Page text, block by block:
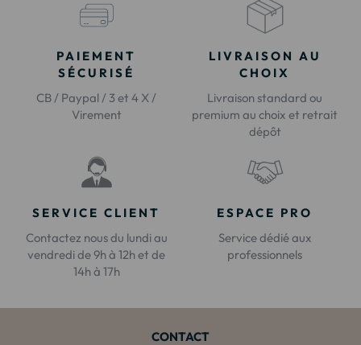
PAIEMENT
SÉCURISÉ
CB / Paypal / 3 et 4 X /
Virement
LIVRAISON AU
CHOIX
Livraison standard ou
premium au choix et retrait
dépôt
SERVICE CLIENT
Contactez nous du lundi au
vendredi de 9h à 12h et de
14h à 17h
ESPACE PRO
Service dédié aux
professionnels
CONTACT